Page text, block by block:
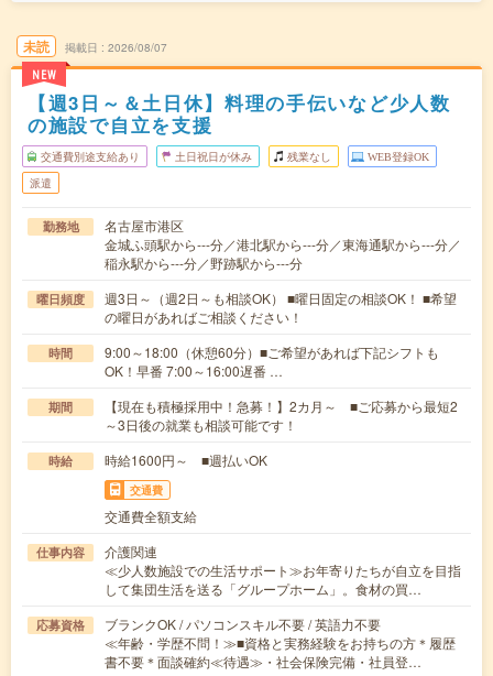
未読
NEW
掲載日 2026/08/07
【週3日～＆土日休】料理の手伝いなど少人数
の施設で自立を支援
交通費別途支給あり 土日祝日が休み 残業なし WEB登録OK
派遣
勤務地
名古屋市港区
金城ふ頭駅から---分／港北駅から---分／東海通駅から---分／
稲永駅から---分／野跡駅から---分
曜日頻度
週3日～（週2日～も相談OK） ■曜日固定の相談OK！ ■希望
の曜日があればご相談ください！
時間
9:00～18:00（休憩60分）■ご希望があれば下記シフトも
OK！早番 7:00～16:00遅番 …
期間
【現在も積極採用中！急募！】2カ月～ ■ご応募から最短2
～3日後の就業も相談可能です！
時給 時給1600円～ ■週払いOK
交通費
交通費全額支給
仕事内容
介護関連
≪少人数施設での生活サポート≫お年寄りたちが自立を目指
して集団生活を送る「グループホーム」。食材の買…
応募資格
ブランクOK / パソコンスキル不要 / 英語力不要
≪年齢・学歴不問！≫■資格と実務経験をお持ちの方＊履歴
書不要＊面談確約≪待遇≫・社会保険完備・社員登…